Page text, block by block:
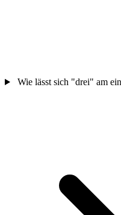
Wie lässt sich "drei" am